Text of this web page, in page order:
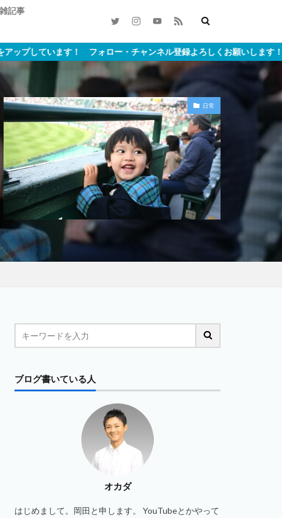
雑記事
す！ フォロー・チャンネル登録よろしくお願いします！
日常
ブログ書いている人
オカダ
はじめまして。岡田と申します。 YouTubeとかやって